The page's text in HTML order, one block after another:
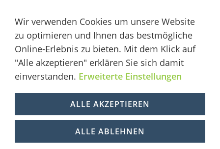
Hier gibt es nichts zu sehen!
Impressum
Datenschutz
Cookies
Wir verwenden Cookies um unsere Website
zu optimieren und Ihnen das bestmögliche
Online-Erlebnis zu bieten. Mit dem Klick auf
"Alle akzeptieren" erklären Sie sich damit
einverstanden. Erweiterte Einstellungen
ALLE AKZEPTIEREN
ALLE ABLEHNEN